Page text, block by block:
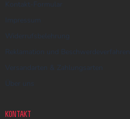
Kontakt-Formular
Impressum
Widerrufsbelehrung
Reklamation und Beschwerdeverfahren
Versandarten & Zahlungsarten
Über uns
KONTAKT